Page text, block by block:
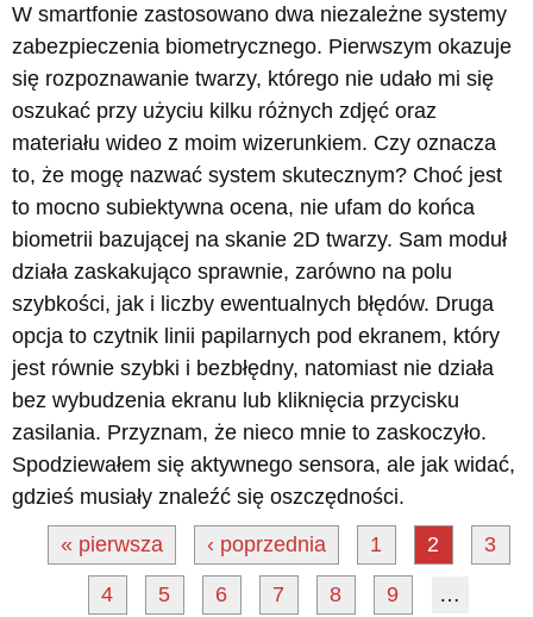
W smartfonie zastosowano dwa niezależne systemy
zabezpieczenia biometrycznego. Pierwszym okazuje
się rozpoznawanie twarzy, którego nie udało mi się
oszukać przy użyciu kilku różnych zdjęć oraz
materiału wideo z moim wizerunkiem. Czy oznacza
to, że mogę nazwać system skutecznym? Choć jest
to mocno subiektywna ocena, nie ufam do końca
biometrii bazującej na skanie 2D twarzy. Sam moduł
działa zaskakująco sprawnie, zarówno na polu
szybkości, jak i liczby ewentualnych błędów. Druga
opcja to czytnik linii papilarnych pod ekranem, który
jest równie szybki i bezbłędny, natomiast nie działa
bez wybudzenia ekranu lub kliknięcia przycisku
zasilania. Przyznam, że nieco mnie to zaskoczyło.
Spodziewałem się aktywnego sensora, ale jak widać,
gdzieś musiały znaleźć się oszczędności.
« pierwsza
‹ poprzednia 1 2 3
4 5 6 7 8 9 …